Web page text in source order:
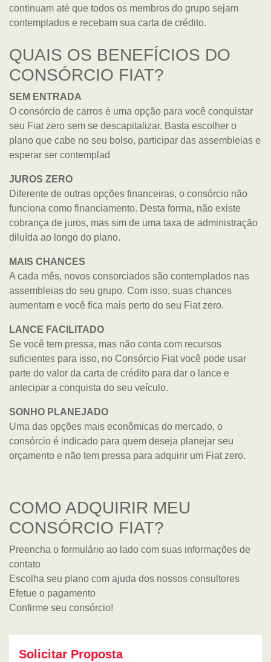
continuam até que todos os membros do grupo sejam
contemplados e recebam sua carta de crédito.
QUAIS OS BENEFÍCIOS DO
CONSÓRCIO FIAT?
SEM ENTRADA
O consórcio de carros é uma opção para você conquistar
seu Fiat zero sem se descapitalizar. Basta escolher o
plano que cabe no seu bolso, participar das assembleias e
esperar ser contemplad
JUROS ZERO
Diferente de outras opções financeiras, o consórcio não
funciona como financiamento. Desta forma, não existe
cobrança de juros, mas sim de uma taxa de administração
diluída ao longo do plano.
MAIS CHANCES
A cada mês, novos consorciados são contemplados nas
assembleias do seu grupo. Com isso, suas chances
aumentam e você fica mais perto do seu Fiat zero.
LANCE FACILITADO
Se você tem pressa, mas não conta com recursos
suficientes para isso, no Consórcio Fiat você pode usar
parte do valor da carta de crédito para dar o lance e
antecipar a conquista do seu veículo.
SONHO PLANEJADO
Uma das opções mais econômicas do mercado, o
consórcio é indicado para quem deseja planejar seu
orçamento e não tem pressa para adquirir um Fiat zero.
COMO ADQUIRIR MEU
CONSÓRCIO FIAT?
Preencha o formulário ao lado com suas informações de
contato
Escolha seu plano com ajuda dos nossos consultores
Efetue o pagamento
Confirme seu consórcio!
Solicitar Proposta